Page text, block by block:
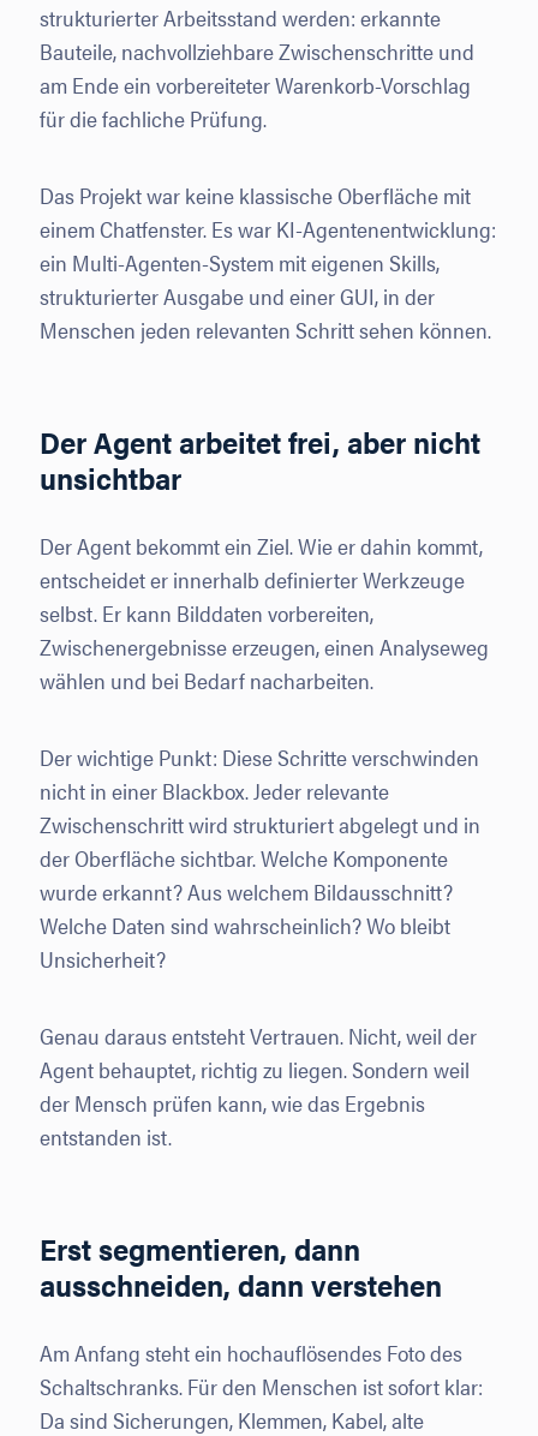
strukturierter Arbeitsstand werden: erkannte
Bauteile, nachvollziehbare Zwischenschritte und
am Ende ein vorbereiteter Warenkorb-Vorschlag
für die fachliche Prüfung.
Das Projekt war keine klassische Oberfläche mit
einem Chatfenster. Es war KI-Agentenentwicklung:
ein Multi-Agenten-System mit eigenen Skills,
strukturierter Ausgabe und einer GUI, in der
Menschen jeden relevanten Schritt sehen können.
Der Agent arbeitet frei, aber nicht
unsichtbar
Der Agent bekommt ein Ziel. Wie er dahin kommt,
entscheidet er innerhalb definierter Werkzeuge
selbst. Er kann Bilddaten vorbereiten,
Zwischenergebnisse erzeugen, einen Analyseweg
wählen und bei Bedarf nacharbeiten.
Der wichtige Punkt: Diese Schritte verschwinden
nicht in einer Blackbox. Jeder relevante
Zwischenschritt wird strukturiert abgelegt und in
der Oberfläche sichtbar. Welche Komponente
wurde erkannt? Aus welchem Bildausschnitt?
Welche Daten sind wahrscheinlich? Wo bleibt
Unsicherheit?
Genau daraus entsteht Vertrauen. Nicht, weil der
Agent behauptet, richtig zu liegen. Sondern weil
der Mensch prüfen kann, wie das Ergebnis
entstanden ist.
Erst segmentieren, dann
ausschneiden, dann verstehen
Am Anfang steht ein hochauflösendes Foto des
Schaltschranks. Für den Menschen ist sofort klar:
Da sind Sicherungen, Klemmen, Kabel, alte